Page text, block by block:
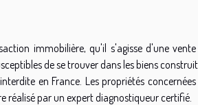
immobilière, qu'il s'agisse d'une
de se trouver dans les biens
en France. Les propriétés
réalisé par un expert diagnostiqueur certifié.